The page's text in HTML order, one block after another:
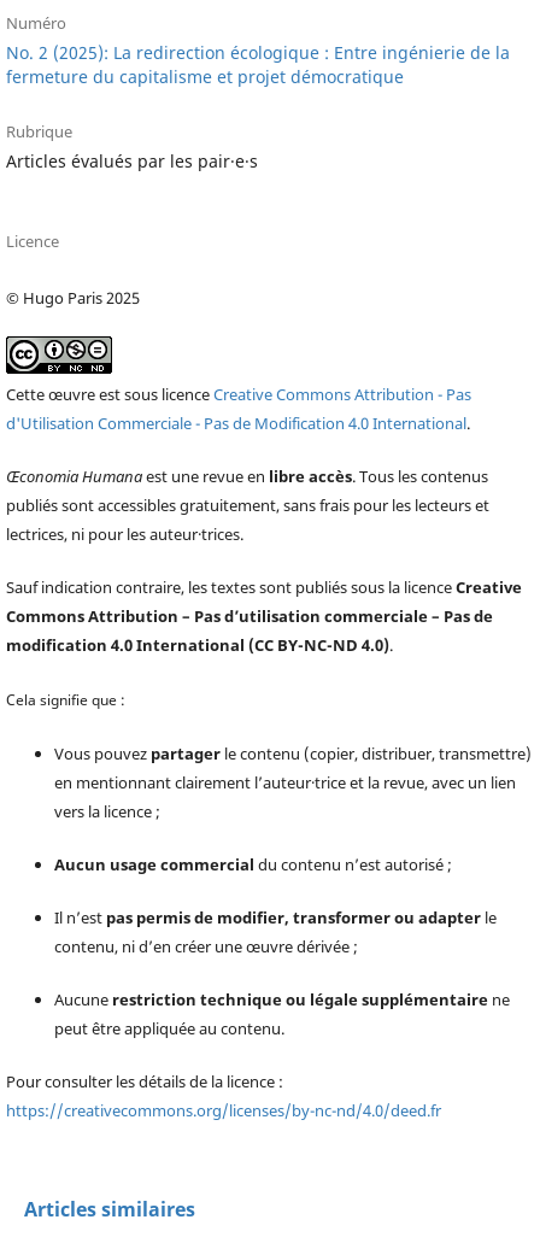
Numéro
No. 2 (2025): La redirection écologique : Entre ingénierie de la
fermeture du capitalisme et projet démocratique
Rubrique
Articles évalués par les pair·e·s
Licence
© Hugo Paris 2025
Cette œuvre est sous licenceCreative Commons Attribution - Pas
d'Utilisation Commerciale - Pas de Modification 4.0 International.
Œconomia Humanaest une revue en libre accès. Tous les contenus
publiés sont accessibles gratuitement, sans frais pour les lecteurs et
lectrices, ni pour les auteur·trices.
Sauf indication contraire, les textes sont publiés sous la licenceCreative
Commons Attribution – Pas d’utilisation commerciale – Pas de
modification 4.0 International (CC BY-NC-ND 4.0).
Cela signifie que :
Vous pouvez partagerle contenu (copier, distribuer, transmettre)
en mentionnant clairement l’auteur·trice et la revue, avec un lien
vers la licence ;
Aucun usage commercial du contenu n’est autorisé ;
Il n’est pas permis de modifier, transformer ou adapterle
contenu, ni d’en créer une œuvre dérivée ;
Aucune restriction technique ou légale supplémentairene
peut être appliquée au contenu.
Pour consulter les détails de la licence :
https://creativecommons.org/licenses/by-nc-nd/4.0/deed.fr
Articles similaires